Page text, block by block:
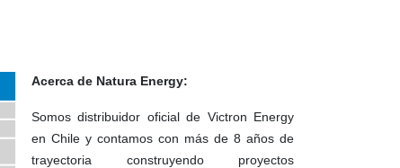
Acerca de Natura Energy:
Somos distribuidor oficial de Victron Energy
en Chile y contamos con más de 8 años de
trayectoria construyendo proyectos